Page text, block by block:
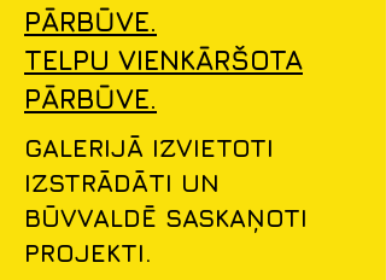
PĀRBŪVE.
TELPU VIENKĀRŠOTA
PĀRBŪVE.
GALERIJĀ IZVIETOTI
IZSTRĀDĀTI UN
BŪVVALDĒ SASKAŅOTI
PROJEKTI.